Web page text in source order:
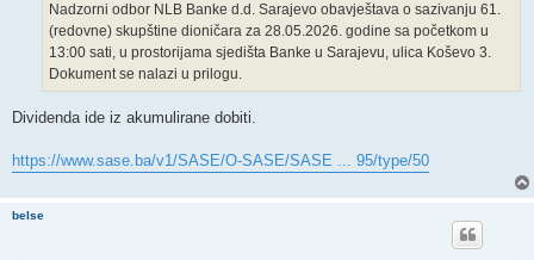
Nadzorni odbor NLB Banke d.d. Sarajevo obavještava o sazivanju 61.
(redovne) skupštine dioničara za 28.05.2026. godine sa početkom u
13:00 sati, u prostorijama sjedišta Banke u Sarajevu, ulica Koševo 3.
Dokument se nalazi u prilogu.
Dividenda ide iz akumulirane dobiti.
https://www.sase.ba/v1/SASE/O-SASE/SASE ... 95/type/50
belse